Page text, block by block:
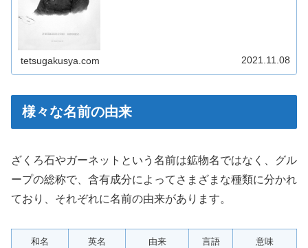
tetsugakusya.com 2021.11.08
様々な名前の由来
ざくろ石やガーネットという名前は鉱物名ではなく、グル
ープの総称で、含有成分によってさまざまな種類に分かれ
ており、それぞれに名前の由来があります。
和名 英名 由来 言語 意味